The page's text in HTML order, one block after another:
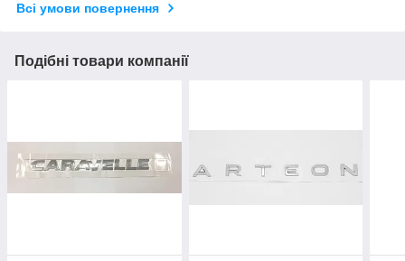
Всі умови повернення
Подібні товари компанії